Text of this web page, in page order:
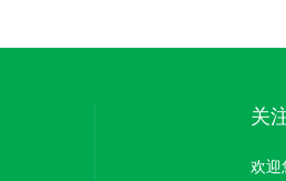
关
欢迎